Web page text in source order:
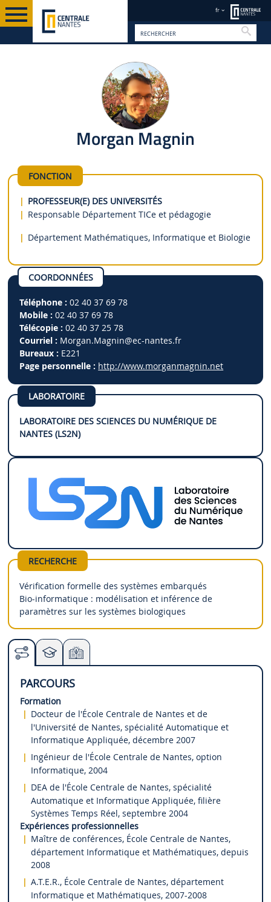
fr
Morgan Magnin
FONCTION
PROFESSEUR(E) DES UNIVERSITÉS
Responsable Département TICe et pédagogie
Département Mathématiques, Informatique et Biologie
COORDONNÉES
Téléphone : 02 40 37 69 78
Mobile : 02 40 37 69 78
Télécopie : 02 40 37 25 78
Courriel : Morgan.Magnin@ec-nantes.fr
Bureaux : E221
Page personnelle : http://www.morganmagnin.net
LABORATOIRE
LABORATOIRE DES SCIENCES DU NUMÉRIQUE DE
NANTES (LS2N)
RECHERCHE
Vérification formelle des systèmes embarqués
Bio-informatique : modélisation et inférence de
paramètres sur les systèmes biologiques
PARCOURS
Formation
Docteur de l'École Centrale de Nantes et de
l'Université de Nantes, spécialité Automatique et
Informatique Appliquée, décembre 2007
Ingénieur de l'École Centrale de Nantes, option
Informatique, 2004
DEA de l'École Centrale de Nantes, spécialité
Automatique et Informatique Appliquée, filière
Systèmes Temps Réel, septembre 2004
Expériences professionnelles
Maître de conférences, École Centrale de Nantes,
département Informatique et Mathématiques, depuis
2008
A.T.E.R., École Centrale de Nantes, département
Informatique et Mathématiques, 2007-2008